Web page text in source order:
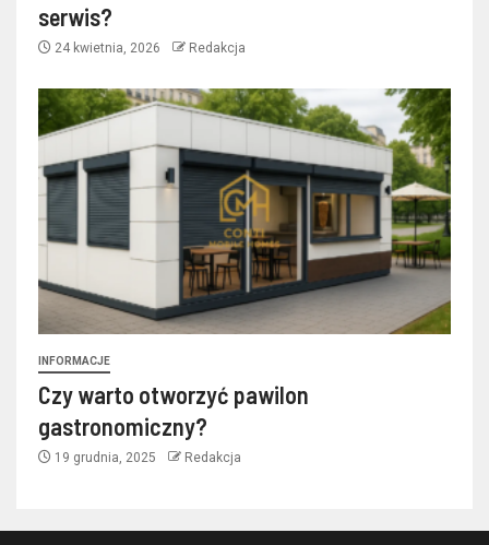
serwis?
24 kwietnia, 2026 Redakcja
INFORMACJE
Czy warto otworzyć pawilon
gastronomiczny?
19 grudnia, 2025 Redakcja